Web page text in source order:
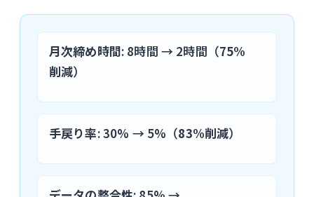
月次締め時間: 8時間 → 2時間（75%
削減）
手戻り率: 30% → 5%（83%削減）